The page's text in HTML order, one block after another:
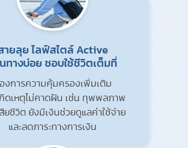
ายลุย ไลฟ์สไตล์ Active
ทางบ่อย ชอบใช้ชีวิตเต็มที่
งการความคุ้มครองเพิ่มเติม
กิดเหตุไม่คาดฝัน เช่น ทุพพลภาพ
ยชีวิต ยังมีเงินช่วยดูแลค่าใช้จ่าย
และลดภาระทางการเงิน